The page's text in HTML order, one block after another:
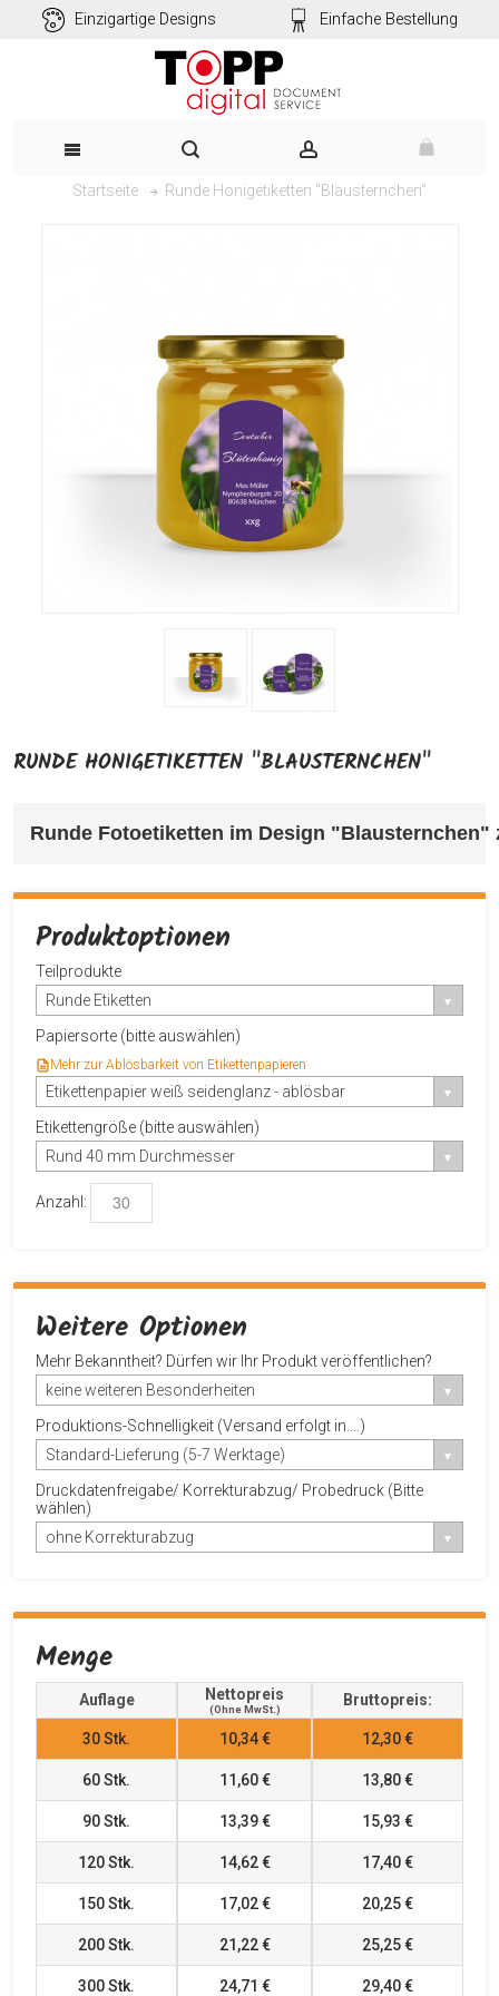
Einzigartige Designs Einfache Bestellung
Startseite Runde Honigetiketten "Blausternchen"
RUNDE HONIGETIKETTEN "BLAUSTERNCHEN"
Runde Fotoetiketten im Design "Blausternchen"
Produktoptionen
Teilprodukte
Runde Etiketten
Papiersorte (bitte auswählen)
Mehr zur Ablösbarkeit von Etikettenpapieren
Etikettenpapier weiß seidenglanz - ablösbar
Etikettengröße (bitte auswählen)
Rund 40 mm Durchmesser
Anzahl:
Weitere Optionen
Mehr Bekanntheit? Dürfen wir Ihr Produkt veröffentlichen?
keine weiteren Besonderheiten
Produktions-Schnelligkeit (Versand erfolgt in....)
Standard-Lieferung (5-7 Werktage)
Druckdatenfreigabe/ Korrekturabzug/ Probedruck (Bitte
wählen)
ohne Korrekturabzug
Menge
Auflage Nettopreis
(ohne MwSt.)
Bruttopreis:
30Stk. 10,34 € 12,30 €
60Stk. 11,60 € 13,80 €
90Stk. 13,39 € 15,93 €
120Stk. 14,62 € 17,40 €
150Stk. 17,02 € 20,25 €
200Stk. 21,22 € 25,25 €
300Stk. 24,71 € 29,40 €